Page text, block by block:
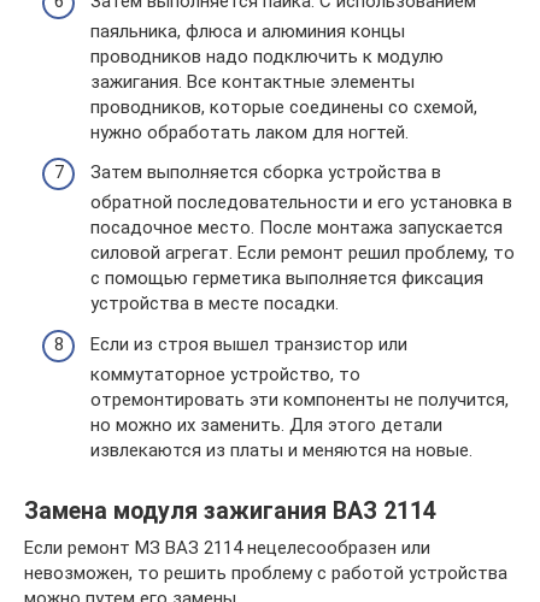
паяльника, флюса и алюминия концы
проводников надо подключить к модулю
зажигания. Все контактные элементы
проводников, которые соединены со схемой,
нужно обработать лаком для ногтей.
Затем выполняется сборка устройства в
обратной последовательности и его установка в
посадочное место. После монтажа запускается
силовой агрегат. Если ремонт решил проблему, то
с помощью герметика выполняется фиксация
устройства в месте посадки.
Если из строя вышел транзистор или
коммутаторное устройство, то
отремонтировать эти компоненты не получится,
но можно их заменить. Для этого детали
извлекаются из платы и меняются на новые.
Замена модуля зажигания ВАЗ 2114
Если ремонт МЗ ВАЗ 2114 нецелесообразен или
невозможен, то решить проблему с работой устройства